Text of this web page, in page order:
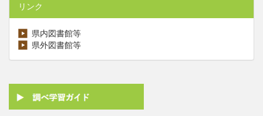
リンク
県内図書館等
県外図書館等